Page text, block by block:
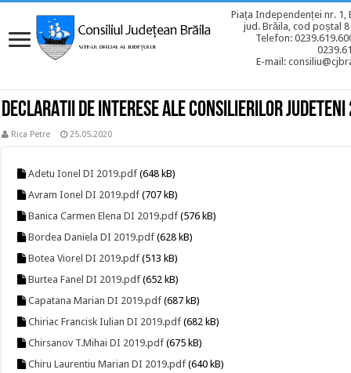
Piața Independenței nr. 1,
jud. Brăila, cod poștal
Telefon:
E-mail:
DECLARATII DE INTERESE ALE CONSILIERILOR
Rica Petre 25.05.2020
Adetu Ionel DI 2019.pdf (648 kB)
Avram Ionel DI 2019.pdf (707 kB)
Banica Carmen Elena DI 2019.pdf (576 kB)
Bordea Daniela DI 2019.pdf (628 kB)
Botea Viorel DI 2019.pdf (513 kB)
Burtea Fanel DI 2019.pdf (652 kB)
Capatana Marian DI 2019.pdf (687 kB)
Chiriac Francisk Iulian DI 2019.pdf (682 kB)
Chirsanov T.Mihai DI 2019.pdf (675 kB)
Chiru Laurentiu Marian DI 2019.pdf (640 kB)